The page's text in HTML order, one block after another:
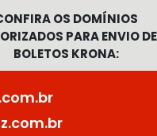
OS DOMÍNIOS
PARA ENVIO DE
BOLETOS KRONA: